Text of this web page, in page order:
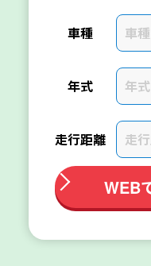
車種 車
年式 年
走行距離 走
WEB